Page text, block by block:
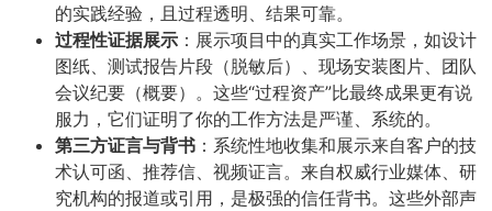
的实践经验，且过程透明、结果可靠。
过程性证据展示 ​：展示项目中的真实工作场景，如设计
图纸、测试报告片段（脱敏后）、现场安装图片、团队
会议纪要（概要）。这些“过程资产”比最终成果更有说
服力，它们证明了你的工作方法是严谨、系统的。
第三方证言与背书 ​：系统性地收集和展示来自客户的技
术认可函、推荐信、视频证言。来自权威行业媒体、研
究机构的报道或引用，是极强的信任背书。这些外部声